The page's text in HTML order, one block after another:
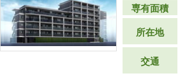
専有面積
所在地
交通